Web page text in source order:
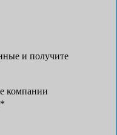
и получите
компании